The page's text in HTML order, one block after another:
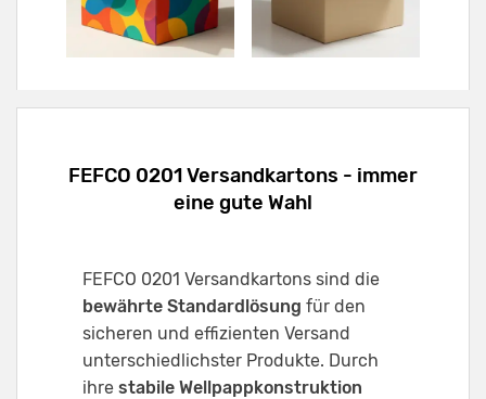
FEFCO 0201 Versandkartons - immer
eine gute Wahl
FEFCO 0201 Versandkartons sind die
bewährte Standardlösung für den
sicheren und effizienten Versand
unterschiedlichster Produkte. Durch
ihre stabile Wellpappkonstruktion